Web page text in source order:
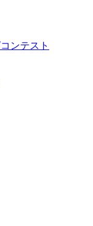
ンテスト